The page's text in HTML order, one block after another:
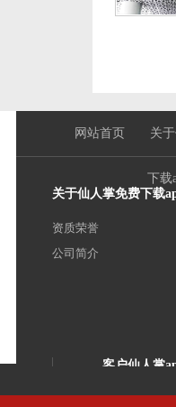
网站首页 关
下载
关于仙人掌免费下载
资质荣誉
公司简介
客户仙人掌
威海市公园艺